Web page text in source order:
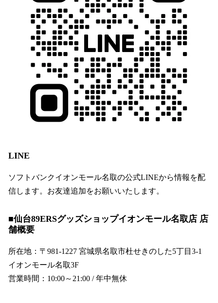
LINE
ソフトバンクイオンモール名取の公式LINEから情報を配
信します。お友達追加をお願いいたします。
■仙台89ERSグッズショップイオンモール名取店 店
舗概要
所在地：〒981-1227 宮城県名取市杜せきのした5丁目3-1
イオンモール名取3F
営業時間：10:00～21:00 / 年中無休